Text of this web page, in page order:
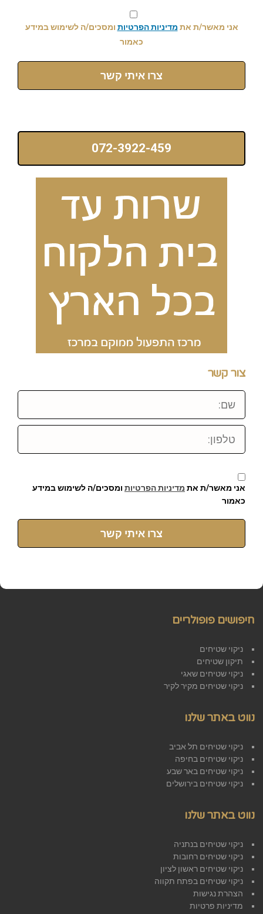
אני מאשר/ת את מדיניות הפרטיות ומסכים/ה לשימוש במידע
כאמור
צרו איתי קשר
072-3922-459
צור קשר
שם:
טלפון:
אני מאשר/ת את מדיניות הפרטיות ומסכים/ה לשימוש במידע
כאמור
צרו איתי קשר
חיפושים פופולריים
ניקוי שטיחים
תיקון שטיחים
ניקוי שטיחים שאגי
ניקוי שטיחים מקיר לקיר
נווט באתר שלנו
ניקוי שטיחים תל אביב
ניקוי שטיחים בחיפה
ניקוי שטיחים באר שבע
ניקוי שטיחים בירושלים
נווט באתר שלנו
ניקוי שטיחים בנתניה
ניקוי שטיחים רחובות
ניקוי שטיחים ראשון לציון
ניקוי שטיחים בפתח תקווה
הצהרת נגישות
מדיניות פרטיות